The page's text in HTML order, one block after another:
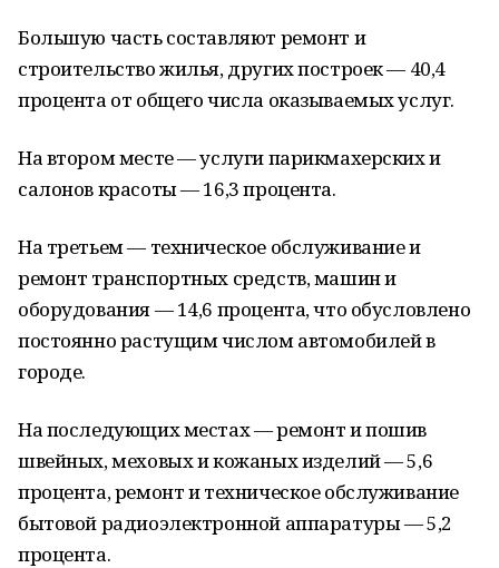
Большую часть составляют ремонт и
строительство жилья, других построек — 40,4
процента от общего числа оказываемых услуг.
На втором месте — услуги парикмахерских и
салонов красоты — 16,3 процента.
На третьем — техническое обслуживание и
ремонт транспортных средств, машин и
оборудования — 14,6 процента, что обусловлено
постоянно растущим числом автомобилей в
городе.
На последующих местах — ремонт и пошив
швейных, меховых и кожаных изделий — 5,6
процента, ремонт и техническое обслуживание
бытовой радиоэлектронной аппаратуры — 5,2
процента.